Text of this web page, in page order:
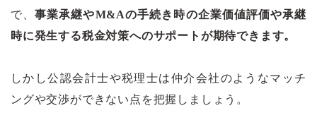
で、事業承継やM&Aの手続き時の企業価値評価や承継
時に発生する税金対策へのサポートが期待できます。
しかし公認会計士や税理士は仲介会社のようなマッチ
ングや交渉ができない点を把握しましょう。